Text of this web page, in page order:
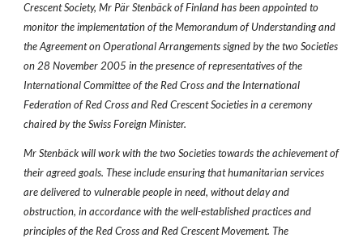
Crescent Society, Mr Pär Stenbäck of Finland has been appointed to
monitor the implementation of the Memorandum of Understanding and
the Agreement on Operational Arrangements signed by the two Societies
on 28 November 2005 in the presence of representatives of the
International Committee of the Red Cross and the International
Federation of Red Cross and Red Crescent Societies in a ceremony
chaired by the Swiss Foreign Minister.
Mr Stenbäck will work with the two Societies towards the achievement of
their agreed goals. These include ensuring that humanitarian services
are delivered to vulnerable people in need, without delay and
obstruction, in accordance with the well-established practices and
principles of the Red Cross and Red Crescent Movement. The